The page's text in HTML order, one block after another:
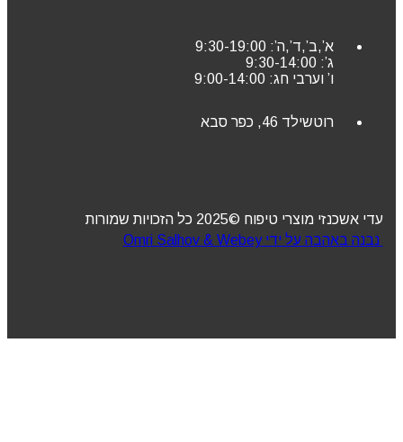
א’,ב’,ד’,ה’: 9:30-19:00
ג’: 9:30-14:00
ו’ וערבי חג: 9:00-14:00
רוטשילד 46, כפר סבא
עדי אשכנזי מוצרי טיפוח ©2025 כל הזכויות שמורות
נבנה באהבה על ידי Omri Salhov & Webey